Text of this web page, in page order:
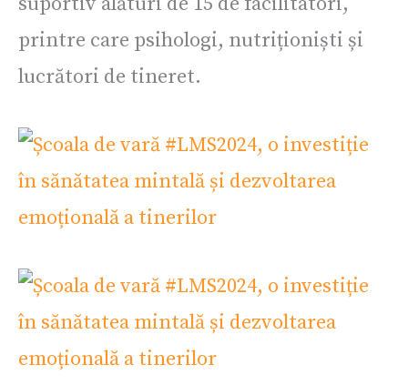
printre care psihologi, nutriționiști și
lucrători de tineret.